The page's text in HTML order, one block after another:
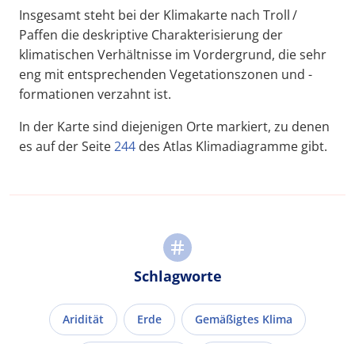
Insgesamt steht bei der Klimakarte nach Troll /
Paffen die deskriptive Charakterisierung der
klimatischen Verhältnisse im Vordergrund, die sehr
eng mit entsprechenden Vegetationszonen und -
formationen verzahnt ist.
In der Karte sind diejenigen Orte markiert, zu denen
es auf der Seite244 des Atlas Klimadiagramme gibt.
Schlagworte
Aridität Erde Gemäßigtes Klima